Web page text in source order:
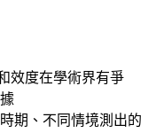
效度在學術界有爭
期、不同情境測出的